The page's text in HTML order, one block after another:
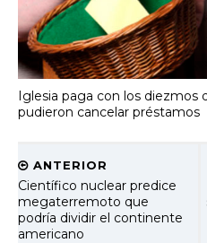
Iglesia paga con los diezmos
pudieron cancelar préstamos
ANTERIOR
Científico nuclear predice
megaterremoto que
podría dividir el continente
americano